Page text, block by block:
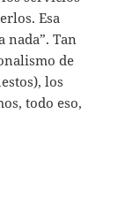
Esa
nada”. Tan
de
los
todo eso,